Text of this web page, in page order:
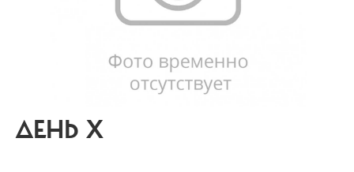
ДЕНЬ Х